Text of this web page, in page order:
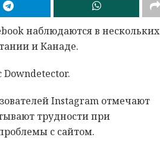
наблюдаются в нескольких
и Канаде.
Instagram отмечают
трудности при
с сайтом.